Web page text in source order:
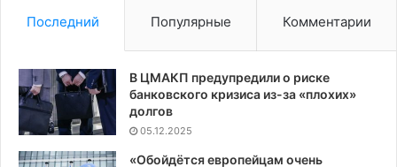
Последний Популярные Комментарии
В ЦМАКП предупредили о риске
банковского кризиса из-за «плохих»
долгов
05.12.2025
«Обойдётся европейцам очень